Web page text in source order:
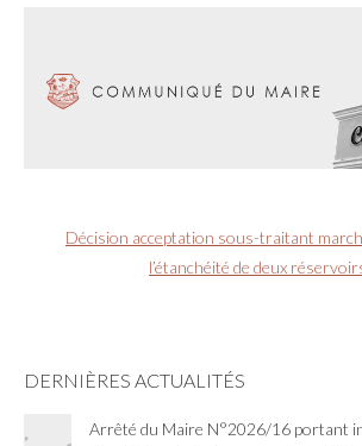
Décision acceptation sous-traitant
l’étanchéité de deux
DERNIÈRES ACTUALITÉS
Arrêté du Maire N°2026/16 portant